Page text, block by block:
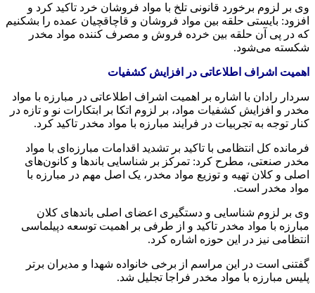
وی بر لزوم برخورد قانونی تلخ با مواد فروشان خرد تاکید کرد و
افزود: بایستی حلقه بین مواد فروشان و قاچاقچیان عمده را بشکنیم
که در پی آن حلقه بین خرده فروش و مصرف کننده مواد مخدر
شکسته می‌شود.
اهمیت اشراف اطلاعاتی در افزایش کشفیات
سردار رادان با اشاره بر اهمیت اشراف اطلاعاتی در مبارزه با مواد
مخدر و افزایش کشفیات مواد، بر لزوم اتکا بر ابتکارات نو و تازه در
کنار توجه به تجربیات در فرایند مبارزه با مواد مخدر تاکید کرد.
فرمانده کل انتظامی با تاکید بر تشدید اقدامات مبارزه‌ای با مواد
مخدر صنعتی، مطرح کرد: تمرکز بر شناسایی باندها و کانون‌های
اصلی و کلان تهیه و توزیع مواد مخدر، یک اصل مهم در مبارزه با
مواد مخدر است.
وی بر لزوم شناسایی و دستگیری اعضای اصلی باندهای کلان
مبارزه با مواد مخدر تاکید و از طرفی بر اهمیت توسعه دپیلماسی
انتظامی نیز در این حوزه اشاره کرد.
گفتنی است در این مراسم از برخی خانواده شهدا و مدیران برتر
پلیس مبارزه با مواد مخدر فراجا تجلیل شد.